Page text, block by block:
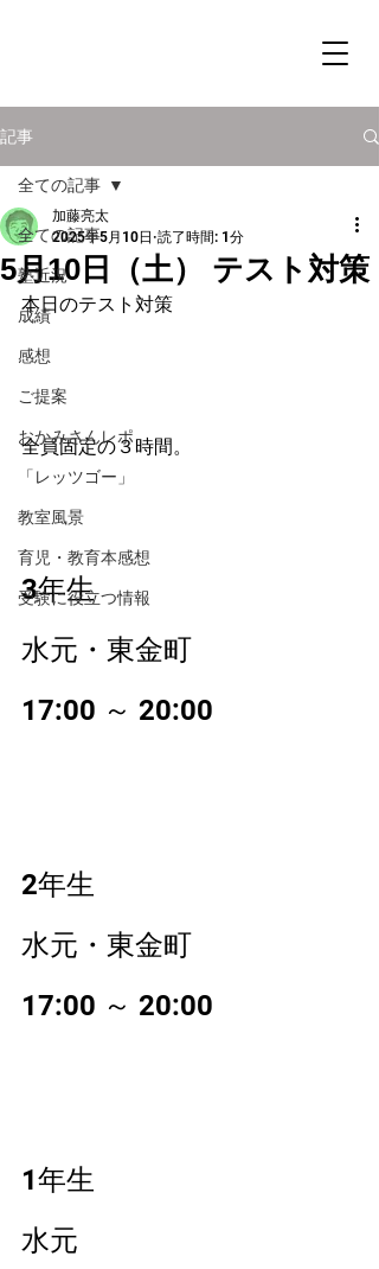
記事
全ての記事
塾近況
成績
感想
ご提案
おかみさんレポ
「レッツゴー」
教室風景
育児・教育本感想
受験に役立つ情報
全ての記事
5月10日（土） テスト対策
加藤亮太
2025年5月10日 読了時間: 1分
本日のテスト対策
全員固定の３時間。
3年生
水元・東金町
17:00 ～ 20:00
2年生
水元・東金町
17:00 ～ 20:00
1年生
水元